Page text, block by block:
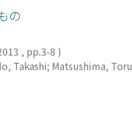
の
, pp.3-8 )
Takashi; Matsushima, Toru